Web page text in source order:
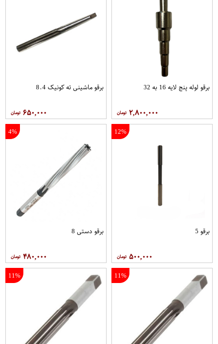
برقو لوله پنج لایه 16 به 32
۲,۸۰۰,۰۰۰
برقو ماشینی ته کونیک 8.4
۶۵۰,۰۰۰
12%
برقو 5
۵۰۰,۰۰۰
4%
برقو دستی 8
۴۸۰,۰۰۰
11%
11%